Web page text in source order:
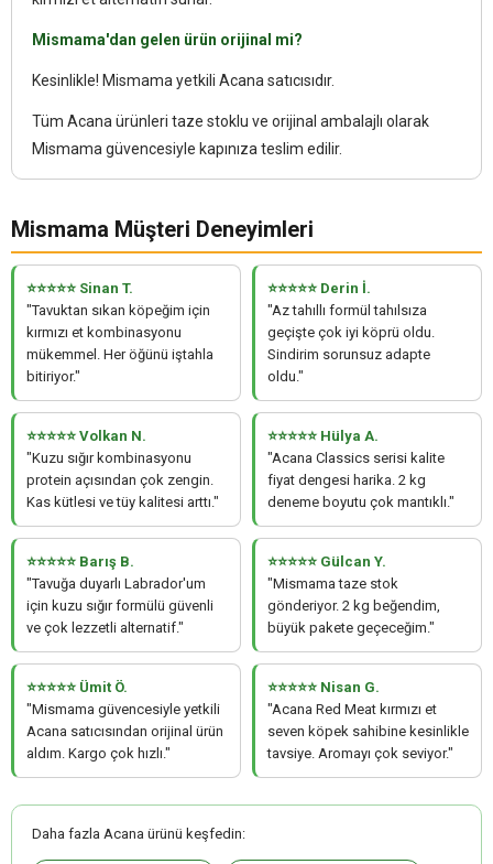
Mismama'dan gelen ürün orijinal mi?
Kesinlikle! Mismama yetkili Acana satıcısıdır.
Tüm Acana ürünleri taze stoklu ve orijinal ambalajlı olarak
Mismama güvencesiyle kapınıza teslim edilir.
Mismama Müşteri Deneyimleri
⭐⭐⭐⭐⭐ Sinan T.
"Tavuktan sıkan köpeğim için
kırmızı et kombinasyonu
mükemmel. Her öğünü iştahla
bitiriyor."
⭐⭐⭐⭐⭐ Derin İ.
"Az tahıllı formül tahılsıza
geçişte çok iyi köprü oldu.
Sindirim sorunsuz adapte
oldu."
⭐⭐⭐⭐⭐ Volkan N.
"Kuzu sığır kombinasyonu
protein açısından çok zengin.
Kas kütlesi ve tüy kalitesi arttı."
⭐⭐⭐⭐⭐ Hülya A.
"Acana Classics serisi kalite
fiyat dengesi harika. 2 kg
deneme boyutu çok mantıklı."
⭐⭐⭐⭐⭐ Barış B.
"Tavuğa duyarlı Labrador'um
için kuzu sığır formülü güvenli
ve çok lezzetli alternatif."
⭐⭐⭐⭐⭐ Gülcan Y.
"Mismama taze stok
gönderiyor. 2 kg beğendim,
büyük pakete geçeceğim."
⭐⭐⭐⭐⭐ Ümit Ö.
"Mismama güvencesiyle yetkili
Acana satıcısından orijinal ürün
aldım. Kargo çok hızlı."
⭐⭐⭐⭐⭐ Nisan G.
"Acana Red Meat kırmızı et
seven köpek sahibine kesinlikle
tavsiye. Aromayı çok seviyor."
Daha fazla Acana ürünü keşfedin: